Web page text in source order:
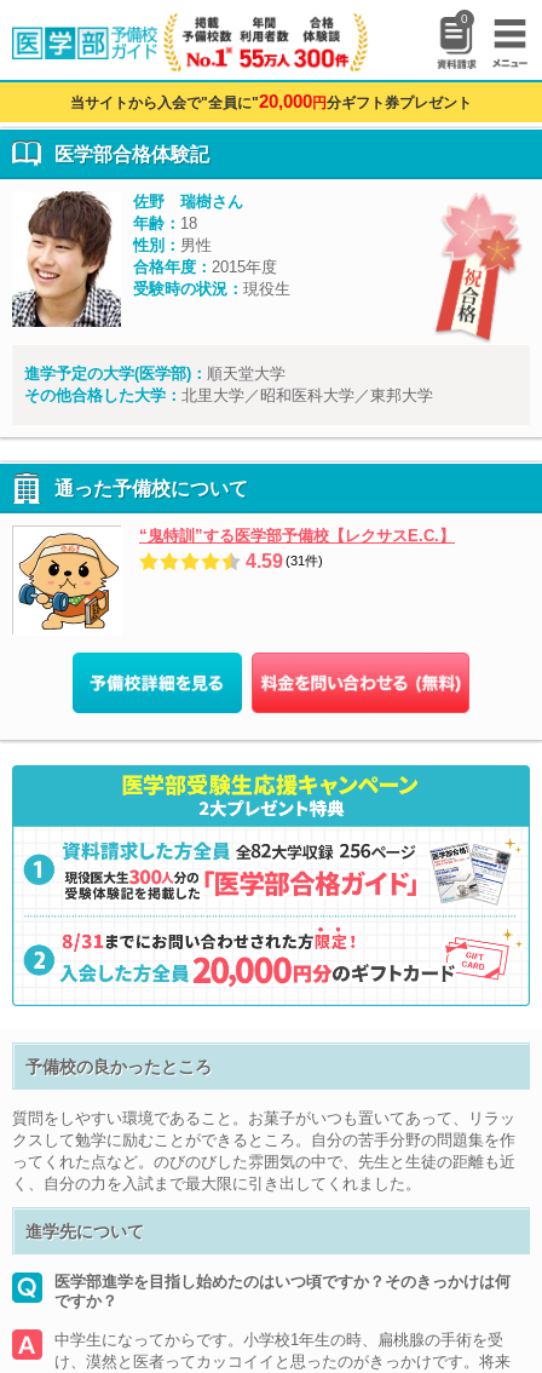
0
当サイトから入会で"全員に"20,000円分ギフト券プレゼント
医学部合格体験記
佐野 瑞樹さん
年齢： 18
性別： 男性
合格年度： 2015年度
受験時の状況： 現役生
進学予定の大学(医学部)： 順天堂大学
その他合格した大学： 北里大学／昭和医科大学／東邦大学
通った予備校について
“鬼特訓”する医学部予備校【レクサスE.C.】
4.59(31件)
予備校の良かったところ
質問をしやすい環境であること。お菓子がいつも置いてあって、リラッ
クスして勉学に励むことができるところ。自分の苦手分野の問題集を作
ってくれた点など。のびのびした雰囲気の中で、先生と生徒の距離も近
く、自分の力を入試まで最大限に引き出してくれました。
進学先について
医学部進学を目指し始めたのはいつ頃ですか？そのきっかけは何
ですか？
中学生になってからです。小学校1年生の時、扁桃腺の手術を受
け、漠然と医者ってカッコイイと思ったのがきっかけです。将来